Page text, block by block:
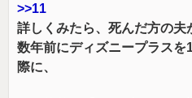
>>11
詳しくみたら、死んだ方の夫
数年前にディズニープラスを
際に、